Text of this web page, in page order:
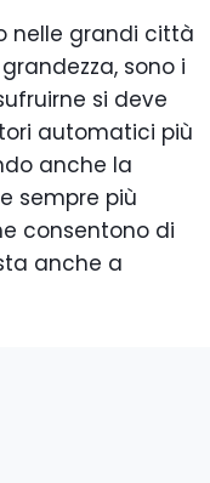
nelle grandi città
sono i
si deve
automatici più
anche la
sempre più
consentono di
anche a